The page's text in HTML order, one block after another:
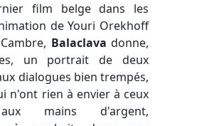
film belge dans les
de Youri Orekhoff
Balaclavadonne,
un portrait de deux
dialogues bien trempés,
n'ont rien à envier à ceux
mains d'argent,